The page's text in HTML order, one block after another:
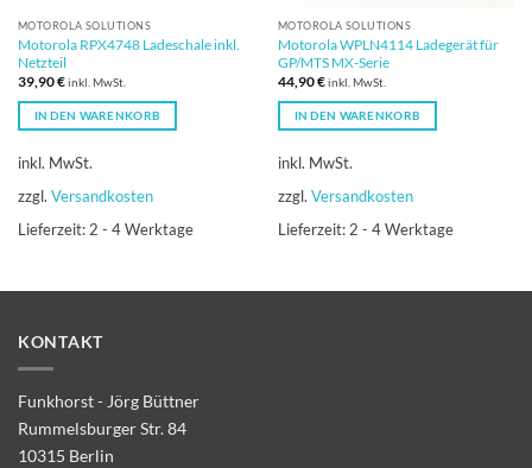
MOTOROLA SOLUTIONS
Motorola RPX4748 Ladeschale inkl.
Netzteil
39,90€inkl. MwSt.
IN DEN WARENKORB
inkl. MwSt.
zzgl. Versandkosten
Lieferzeit: 2 - 4 Werktage
MOTOROLA SOLUTIONS
Motorola WPLN4114 Ladegerät für
GP/MTS MX-Serie
44,90€inkl. MwSt.
IN DEN WARENKORB
inkl. MwSt.
zzgl. Versandkosten
Lieferzeit: 2 - 4 Werktage
KONTAKT
Funkhorst - Jörg Büttner
Rummelsburger Str. 84
10315 Berlin